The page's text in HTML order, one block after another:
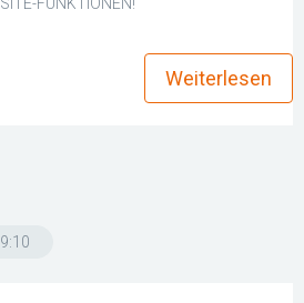
Weiterlesen